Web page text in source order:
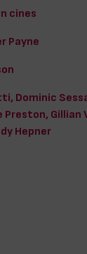
cines
Payne
Dominic
Preston, Gillian
Hepner